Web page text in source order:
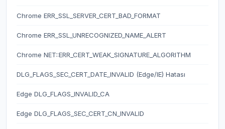
Chrome ERR_SSL_SERVER_CERT_BAD_FORMAT
Chrome ERR_SSL_UNRECOGNIZED_NAME_ALERT
Chrome NET::ERR_CERT_WEAK_SIGNATURE_ALGORITHM
DLG_FLAGS_SEC_CERT_DATE_INVALID (Edge/IE) Hatası
Edge DLG_FLAGS_INVALID_CA
Edge DLG_FLAGS_SEC_CERT_CN_INVALID